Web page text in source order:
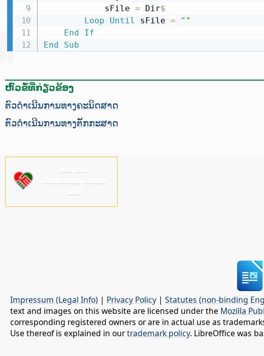
            sFile
= Dir$
Loop
Until sFile =
""
End
If
End
Sub
ຫົວຂໍ້ທີ່ກ່ຽວຂ້ອງ
ຕົວດຳເນີນການທາງຄະນິດສາດ
ຕົວດຳເນີນການທາງຕັກກະສາດ
Impressum (Legal Info) | Privacy Policy | Statutes (non-binding
text and images on this website are licensed under the Mozilla
corresponding registered owners or are in actual use as
Use thereof is explained in ourtrademark policy. LibreOffice was